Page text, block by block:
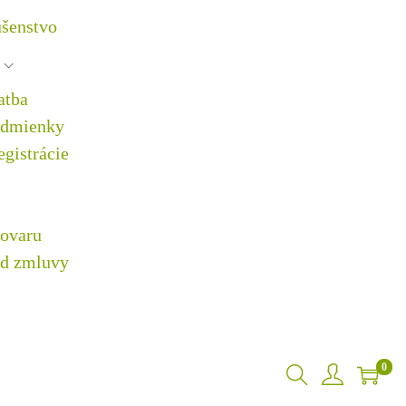
zmluvy
0